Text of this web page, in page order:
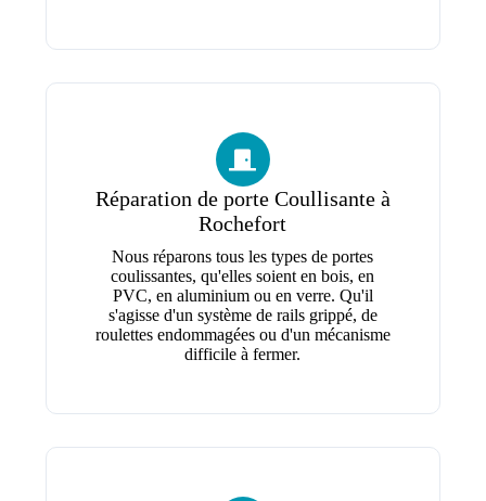
Réparation de porte Coullisante à
Rochefort
Nous réparons tous les types de portes
coulissantes, qu'elles soient en bois, en
PVC, en aluminium ou en verre. Qu'il
s'agisse d'un système de rails grippé, de
roulettes endommagées ou d'un mécanisme
difficile à fermer.